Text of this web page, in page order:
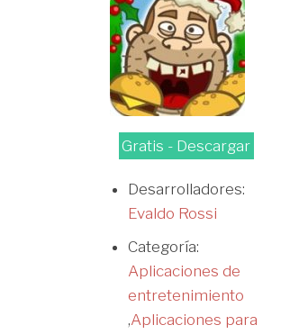
Gratis - Descargar
Desarrolladores:
Evaldo Rossi
Categoría:
Aplicaciones de
entretenimiento
,Aplicaciones para